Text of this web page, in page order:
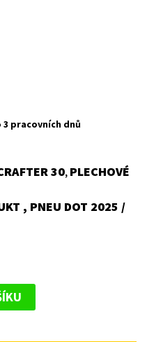
3 pracovních dnů
30, PLECHOVÉ
, PNEU DOT 2025 /